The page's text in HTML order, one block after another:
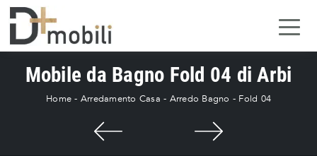
Mobile da Bagno Fold 04 di Arbi
Home - Arredamento Casa - Arredo Bagno - Fold 04